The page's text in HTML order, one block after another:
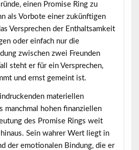
einen Promise Ring zu
als Vorbote einer zukünftigen
Versprechen der Enthaltsamkeit
oder einfach nur die
zwischen zwei Freunden
steht er für ein Versprechen,
und ernst gemeint ist.
materiellen
manchmal hohen finanziellen
des Promise Rings weit
Sein wahrer Wert liegt in
der emotionalen Bindung, die er